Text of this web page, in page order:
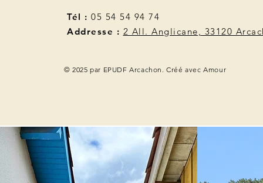
Tél : 05 54 54 94 74
Addresse : 2 All. Anglicane, 33120
© 2025 par EPUDF Arcachon. Créé avec Amour